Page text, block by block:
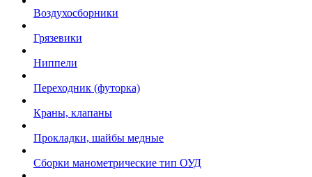
Воздухосборники
Грязевики
Ниппели
Переходник (футорка)
Краны, клапаны
Прокладки, шайбы медные
Сборки манометрические тип ОУД